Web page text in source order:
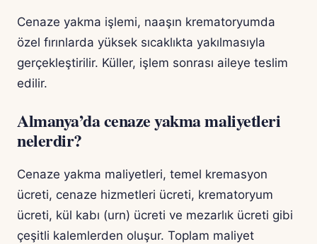
Cenaze yakma işlemi, naaşın krematoryumda
özel fırınlarda yüksek sıcaklıkta yakılmasıyla
gerçekleştirilir. Küller, işlem sonrası aileye teslim
edilir.
Almanya’da cenaze yakma maliyetleri
nelerdir?
Cenaze yakma maliyetleri, temel kremasyon
ücreti, cenaze hizmetleri ücreti, krematoryum
ücreti, kül kabı (urn) ücreti ve mezarlık ücreti gibi
çeşitli kalemlerden oluşur. Toplam maliyet